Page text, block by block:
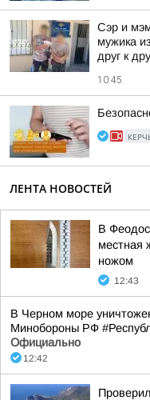
Сэр и
мужика
друг к
10:45
ЛЕНТА НОВОСТЕЙ
В
местная
ножом
12:43
В Черном море
Минобороны РФ
Официально
12:42